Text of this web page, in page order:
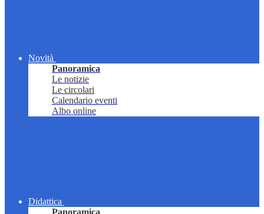
Novità
Panoramica
Le notizie
Le circolari
Calendario eventi
Albo online
Didattica